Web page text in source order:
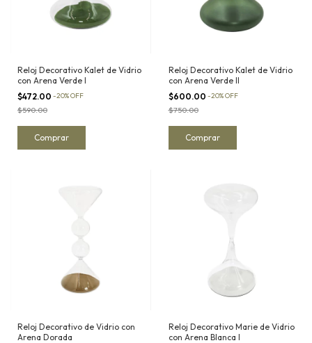
Reloj Decorativo Kalet de Vidrio
con Arena Verde I
$472.00 -20%OFF
$590.00
Reloj Decorativo Kalet de Vidrio
con Arena Verde II
$600.00 -20%OFF
$750.00
Reloj Decorativo de Vidrio con
Arena Dorada
Reloj Decorativo Marie de Vidrio
con Arena Blanca I